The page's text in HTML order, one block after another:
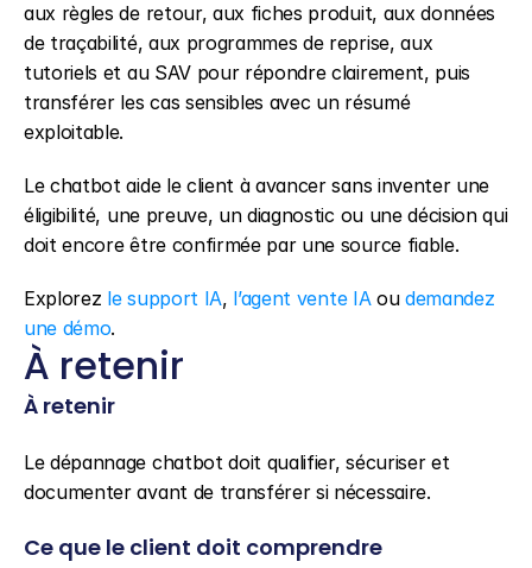
aux règles de retour, aux fiches produit, aux données
de traçabilité, aux programmes de reprise, aux
tutoriels et au SAV pour répondre clairement, puis
transférer les cas sensibles avec un résumé
exploitable.
Le chatbot aide le client à avancer sans inventer une
éligibilité, une preuve, un diagnostic ou une décision qui
doit encore être confirmée par une source fiable.
Explorez le support IA, l’agent vente IA ou demandez
une démo.
À retenir
À retenir
Le dépannage chatbot doit qualifier, sécuriser et
documenter avant de transférer si nécessaire.
Ce que le client doit comprendre